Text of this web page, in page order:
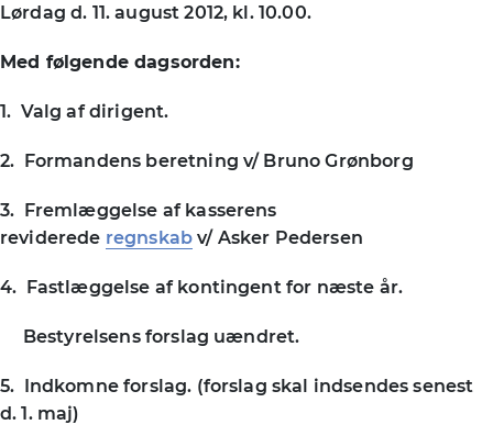
Lørdag d. 11. august 2012, kl. 10.00.
Med følgende dagsorden:
1. Valg af dirigent.
2. Formandens beretning v/ Bruno Grønborg
3. Fremlæggelse af kasserens
reviderede regnskab v/ Asker Pedersen
4. Fastlæggelse af kontingent for næste år.
Bestyrelsens forslag uændret.
5. Indkomne forslag. (forslag skal indsendes senest
d. 1. maj)